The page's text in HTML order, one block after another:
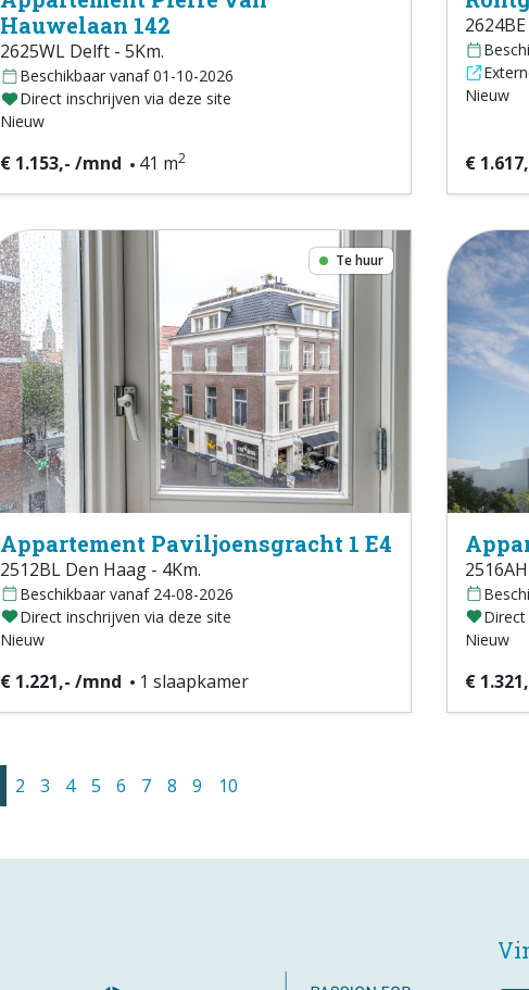
Hauwelaan 142
2625WL Delft - 5Km.
Beschikbaar vanaf 01-10-2026
Direct inschrijven via deze site
Nieuw
€ 1.153,- /mnd 41 m2
Nieuw
€
Te huur
Appartement Paviljoensgracht 1 E4
2512BL Den Haag - 4Km.
Beschikbaar vanaf 24-08-2026
Direct inschrijven via deze site
Nieuw
€ 1.221,- /mnd 1 slaapkamer
Nieuw
€
2 3 4 5 6 7 8 9 10